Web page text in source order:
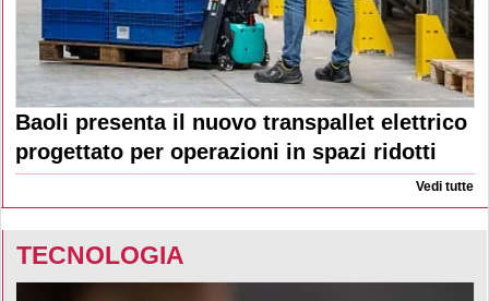
Baoli presenta il nuovo transpallet elettrico
progettato per operazioni in spazi ridotti
Vedi tutte
TECNOLOGIA